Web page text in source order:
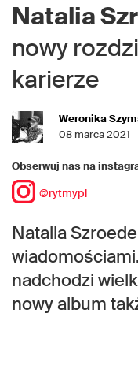
Natalia
nowy
karierze
Weronika
08 marca 2021
Obserwuj nas na
@rytmypl
Natalia
nadchodzi
nowy album